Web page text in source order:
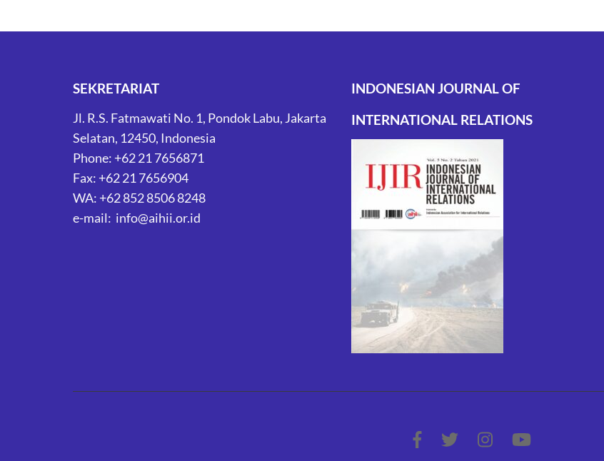
SEKRETARIAT
Jl. R.S. Fatmawati No. 1, Pondok Labu, Jakarta
Selatan, 12450, Indonesia
Phone: +62 21 7656871
Fax: +62 21 7656904
WA: +62 852 8506 8248
e-mail: info@aihii.or.id
INDONESIAN JOURNAL OF
INTERNATIONAL RELATIONS